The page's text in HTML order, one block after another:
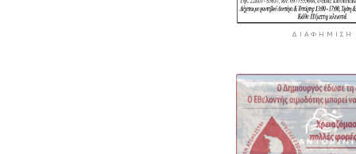
ΔΙΑΦΉΜΙΣΗ